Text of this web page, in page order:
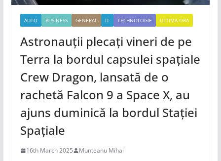
AUTO BUSINESS GENERAL IT TECHNOLOGIE ULTIMA-ORA
Astronauții plecați vineri de pe
Terra la bordul capsulei spațiale
Crew Dragon, lansată de o
rachetă Falcon 9 a Space X, au
ajuns duminică la bordul Stației
Spațiale
16th March 2025 Munteanu Mihai